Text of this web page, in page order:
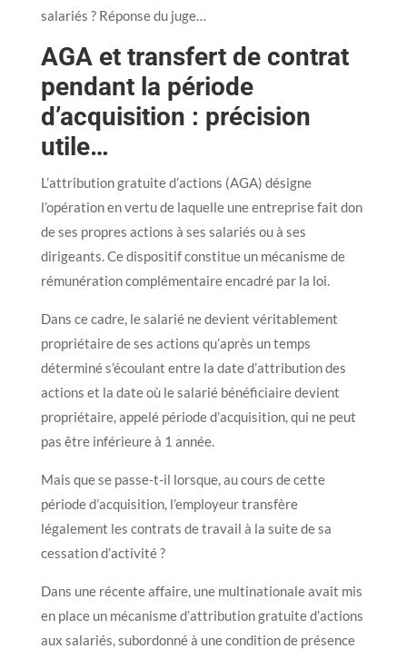
salariés ? Réponse du juge…
AGA et transfert de contrat
pendant la période
d’acquisition : précision
utile…
L’attribution gratuite d’actions (AGA) désigne
l’opération en vertu de laquelle une entreprise fait don
de ses propres actions à ses salariés ou à ses
dirigeants. Ce dispositif constitue un mécanisme de
rémunération complémentaire encadré par la loi.
Dans ce cadre, le salarié ne devient véritablement
propriétaire de ses actions qu’après un temps
déterminé s’écoulant entre la date d’attribution des
actions et la date où le salarié bénéficiaire devient
propriétaire, appelé période d’acquisition, qui ne peut
pas être inférieure à 1 année.
Mais que se passe-t-il lorsque, au cours de cette
période d’acquisition, l’employeur transfère
légalement les contrats de travail à la suite de sa
cessation d’activité ?
Dans une récente affaire, une multinationale avait mis
en place un mécanisme d’attribution gratuite d’actions
aux salariés, subordonné à une condition de présence